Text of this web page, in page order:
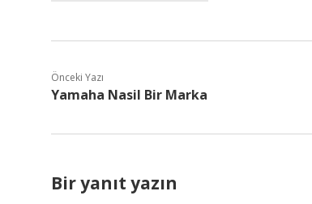
Önceki Yazı
Yamaha Nasil Bir Marka
Bir yanıt yazın